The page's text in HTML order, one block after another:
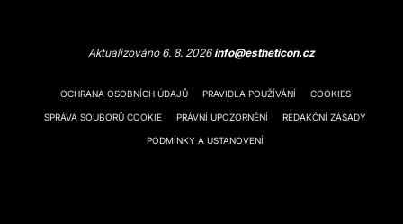
Aktualizováno 6. 8. 2026info@estheticon.cz
OCHRANA OSOBNÍCH ÚDAJŮ PRAVIDLA POUŽÍVÁNÍ COOKIES
SPRÁVA SOUBORŮ COOKIE PRÁVNÍ UPOZORNĚNÍ REDAKČNÍ ZÁSADY
PODMÍNKY A USTANOVENÍ